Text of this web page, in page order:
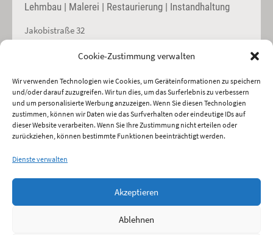
Cookie-Zustimmung verwalten
Wir verwenden Technologien wie Cookies, um Geräteinformationen zu speichern
und/oder darauf zuzugreifen. Wir tun dies, um das Surferlebnis zu verbessern
und um personalisierte Werbung anzuzeigen. Wenn Sie diesen Technologien
zustimmen, können wir Daten wie das Surfverhalten oder eindeutige IDs auf
dieser Website verarbeiten. Wenn Sie Ihre Zustimmung nicht erteilen oder
zurückziehen, können bestimmte Funktionen beeinträchtigt werden.
Dienste verwalten
Akzeptieren
Ablehnen
Fassaden
Lehmbau | Malerei | Restaurierung | Instandhaltung
Jakobistraße 32
Büro:02922/8033364
kontakt@malerei-dama.de
Impressum
Datenschutz